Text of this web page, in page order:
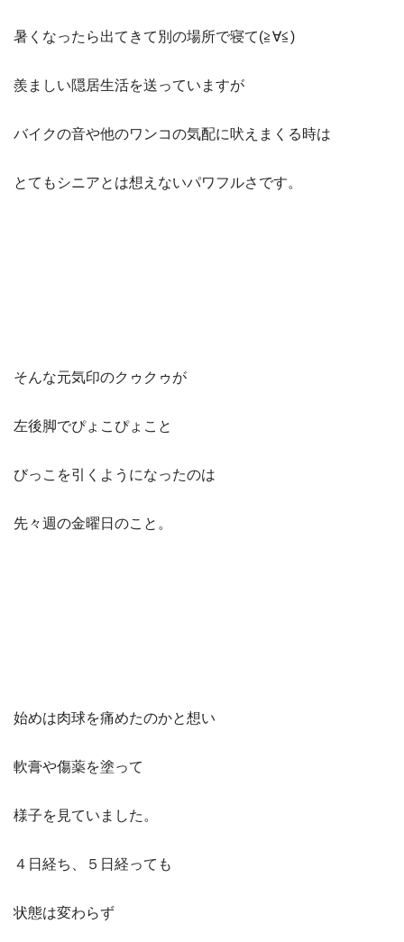
暑くなったら出てきて別の場所で寝て(≧∀≦)
羨ましい隠居生活を送っていますが
バイクの音や他のワンコの気配に吠えまくる時は
とてもシニアとは想えないパワフルさです。
そんな元気印のクゥクゥが
左後脚でぴょこぴょこと
びっこを引くようになったのは
先々週の金曜日のこと。
始めは肉球を痛めたのかと想い
軟膏や傷薬を塗って
様子を見ていました。
４日経ち、５日経っても
状態は変わらず